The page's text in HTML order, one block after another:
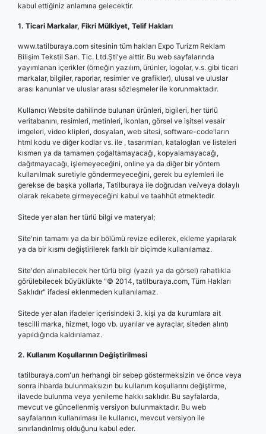
kabul ettiğiniz anlamına gelecektir.
1. Ticari Markalar, Fikri Mülkiyet, Telif Hakları
www.tatilburaya.com sitesinin tüm hakları Expo Turizm Reklam
Bilişim Tekstil San. Tic. Ltd.Şti'ye aittir. Bu web sayfalarında
yayımlanan içerikler (örneğin yazılım, ürünler, logolar, v.s. gibi ticari
markalar, bilgiler, raporlar, resimler ve grafikler), ulusal ve uluslar
arası kanunlar ve uluslar arası sözleşmeler ile korunmaktadır.
Kullanıcı Website dahilinde bulunan ürünleri, bigileri, her türlü
veritabanını, resimleri, metinleri, ikonları, görsel ve işitsel vesair
imgeleri, video klipleri, dosyaları, web sitesi, software-code'ların
html kodu ve diğer kodlar vs. ile , tasarımları, katalogları ve listeleri
kısmen ya da tamamen çoğaltamayacağı, kopyalamayacağı,
dağıtmayacağı, işlemeyeceğini, online ya da diğer bir yöntem
kullanılmak suretiyle göndermeyeceğini, gerek bu eylemleri ile
gerekse de başka yollarla, Tatilburaya ile doğrudan ve/veya dolaylı
olarak rekabete girmeyeceğini kabul ve taahhüt etmektedir.
Sitede yer alan her türlü bilgi ve materyal;
Site'nin tamamı ya da bir bölümü revize edilerek, ekleme yapılarak
ya da bir kısmı değiştirilerek farklı bir biçimde kullanılamaz.
Site'den alınabilecek her türlü bilgi (yazılı ya da görsel) rahatlıkla
görülebilecek büyüklükte "© 2014, tatilburaya.com, Tüm Hakları
Saklıdır" ifadesi eklenmeden kullanılamaz.
Sitede yer alan ifadeler içerisindeki 3. kişi ya da kurumlara ait
tescilli marka, hizmet, logo vb. uyarılar ve ayraçlar, siteden alıntı
yapıldığında kaldırılamaz.
2. Kullanım Koşullarının Değiştirilmesi
tatilburaya.com'un herhangi bir sebep göstermeksizin ve önce veya
sonra ihbarda bulunmaksızın bu kullanım koşullarını değiştirme,
ilavede bulunma veya yenileme hakkı saklıdır. Bu sayfalarda,
mevcut ve güncellenmiş versiyon bulunmaktadır. Bu web
sayfalarının kullanılması ile kullanıcı, mevcut versiyon ile
sınırlandırılmış olduğunu kabul eder.